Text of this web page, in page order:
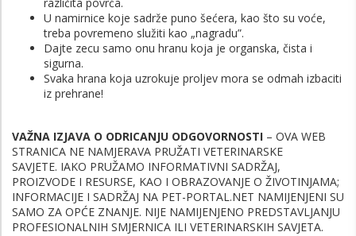
različita povrća.
U namirnice koje sadrže puno šećera, kao što su voće,
treba povremeno služiti kao „nagradu”.
Dajte zecu samo onu hranu koja je organska, čista i
sigurna.
Svaka hrana koja uzrokuje proljev mora se odmah izbaciti
iz prehrane!
VAŽNA IZJAVA O ODRICANJU ODGOVORNOSTI – OVA WEB
STRANICA NE NAMJERAVA PRUŽATI VETERINARSKE
SAVJETE. IAKO PRUŽAMO INFORMATIVNI SADRŽAJ,
PROIZVODE I RESURSE, KAO I OBRAZOVANJE O ŽIVOTINJAMA;
INFORMACIJE I SADRŽAJ NA PET-PORTAL.NET NAMIJENJENI SU
SAMO ZA OPĆE ZNANJE. NIJE NAMIJENJENO PREDSTAVLJANJU
PROFESIONALNIH SMJERNICA ILI VETERINARSKIH SAVJETA.